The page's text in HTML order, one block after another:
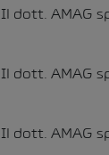
Il dott. AMAG
Il dott. AMAG
Il dott. AMAG